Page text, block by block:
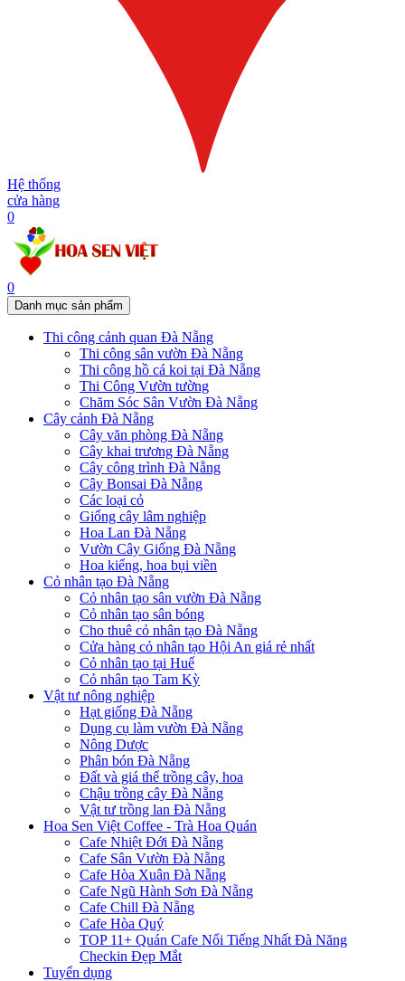
Hệ thống
cửa hàng
0
0
Danh mục sản phẩm
Thi công cảnh quan Đà Nẵng
Thi công sân vườn Đà Nẵng
Thi công hồ cá koi tại Đà Nẵng
Thi Công Vườn tường
Chăm Sóc Sân Vườn Đà Nẵng
Cây cảnh Đà Nẵng
Cây văn phòng Đà Nẵng
Cây khai trương Đà Nẵng
Cây công trình Đà Nẵng
Cây Bonsai Đà Nẵng
Các loại cỏ
Giống cây lâm nghiệp
Hoa Lan Đà Nẵng
Vườn Cây Giống Đà Nẵng
Hoa kiểng, hoa bụi viền
Cỏ nhân tạo Đà Nẵng
Cỏ nhân tạo sân vườn Đà Nẵng
Cỏ nhân tạo sân bóng
Cho thuê cỏ nhân tạo Đà Nẵng
Cửa hàng cỏ nhân tạo Hội An giá rẻ nhất
Cỏ nhân tạo tại Huế
Cỏ nhân tạo Tam Kỳ
Vật tư nông nghiệp
Hạt giống Đà Nẵng
Dụng cụ làm vườn Đà Nẵng
Nông Dược
Phân bón Đà Nẵng
Đất và giá thể trồng cây, hoa
Chậu trồng cây Đà Nẵng
Vật tư trồng lan Đà Nẵng
Hoa Sen Việt Coffee - Trà Hoa Quán
Cafe Nhiệt Đới Đà Nẵng
Cafe Sân Vườn Đà Nẵng
Cafe Hòa Xuân Đà Nẵng
Cafe Ngũ Hành Sơn Đà Nẵng
Cafe Chill Đà Nẵng
Cafe Hòa Quý
TOP 11+ Quán Cafe Nổi Tiếng Nhất Đà Năng
Checkin Đẹp Mắt
Tuyển dụng